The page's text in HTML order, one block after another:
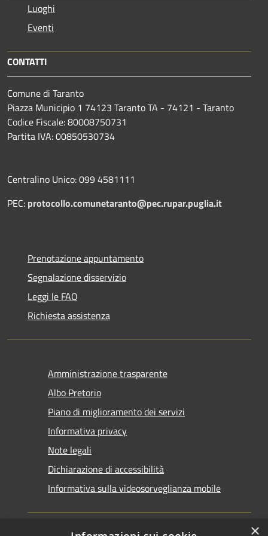
Luoghi
Eventi
CONTATTI
Comune di Taranto
Piazza Municipio 1 74123 Taranto TA - 74121 - Taranto
Codice Fiscale: 80008750731
Partita IVA: 00850530734
Centralino Unico: 099 4581111
PEC: protocollo.comunetaranto@pec.rupar.puglia.it
Prenotazione appuntamento
Segnalazione disservizio
Leggi le FAQ
Richiesta assistenza
Amministrazione trasparente
Albo Pretorio
Piano di miglioramento dei servizi
Informativa privacy
Note legali
Dichiarazione di accessibilità
Informativa sulla videosorveglianza mobile
×